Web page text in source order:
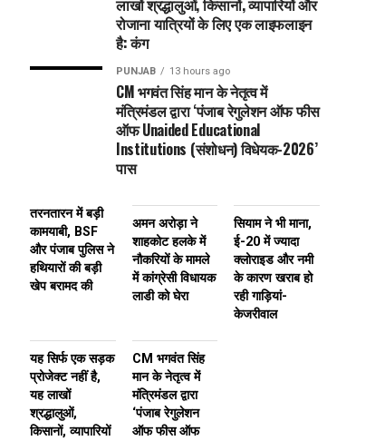
लाखों श्रद्धालुओं, किसानों, व्यापारियों और
रोजाना यात्रियों के लिए एक लाइफलाइन
है: कंग
PUNJAB 13 hours ago
CM भगवंत सिंह मान के नेतृत्व में
मंत्रिमंडल द्वारा ‘पंजाब रेगुलेशन ऑफ फीस
ऑफ Unaided Educational
Institutions (संशोधन) विधेयक-2026’
पास
तरनतारन में बड़ी
कामयाबी, BSF
और पंजाब पुलिस ने
हथियारों की बड़ी
खेप बरामद की
अमन अरोड़ा ने
शाहकोट हलके में
नौकरियों के मामले
में कांग्रेसी विधायक
लाडी को घेरा
सियाम ने भी माना,
ई-20 में ज्यादा
क्लोराइड और नमी
के कारण खराब हो
रही गाड़ियां-
केजरीवाल
यह सिर्फ एक सड़क
प्रोजेक्ट नहीं है,
यह लाखों
श्रद्धालुओं,
किसानों, व्यापारियों
CM भगवंत सिंह
मान के नेतृत्व में
मंत्रिमंडल द्वारा
‘पंजाब रेगुलेशन
ऑफ फीस ऑफ